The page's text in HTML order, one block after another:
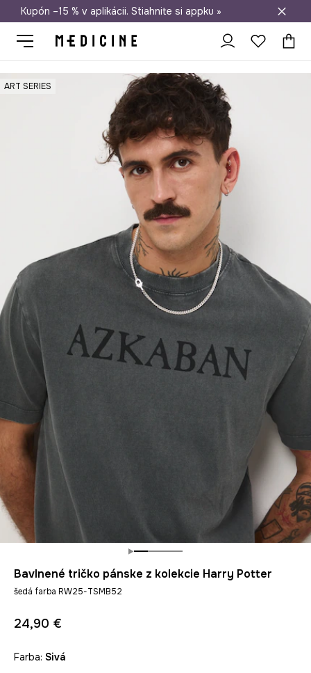
Doprava zadarmo od 50 €
Kupón –15 % v aplikácii. Stiahnite si appku »
ART SERIES
Bavlnené tričko pánske z kolekcie Harry Potter
šedá farba RW25-TSMB52
24,90 €
Farba: sivá